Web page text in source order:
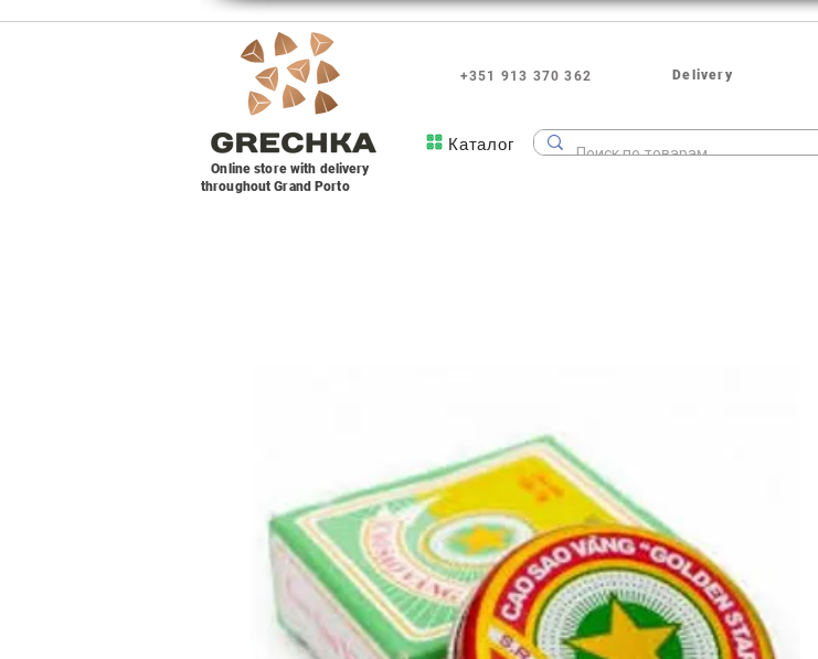
+351 913 370 362 Delivery
Online store with delivery
throughout Grand Porto
Каталог